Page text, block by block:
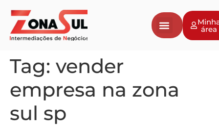
área
Tag: vender
empresa na zona
sul sp